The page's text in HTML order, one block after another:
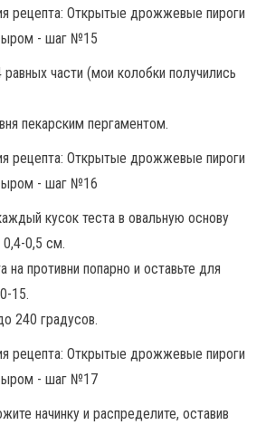
части (мои колобки получились
пекарским пергаментом.
кусок теста в овальную основу
0,4-0,5 см.
на противни попарно и оставьте для
15.
240 градусов.
начинку и распределите, оставив